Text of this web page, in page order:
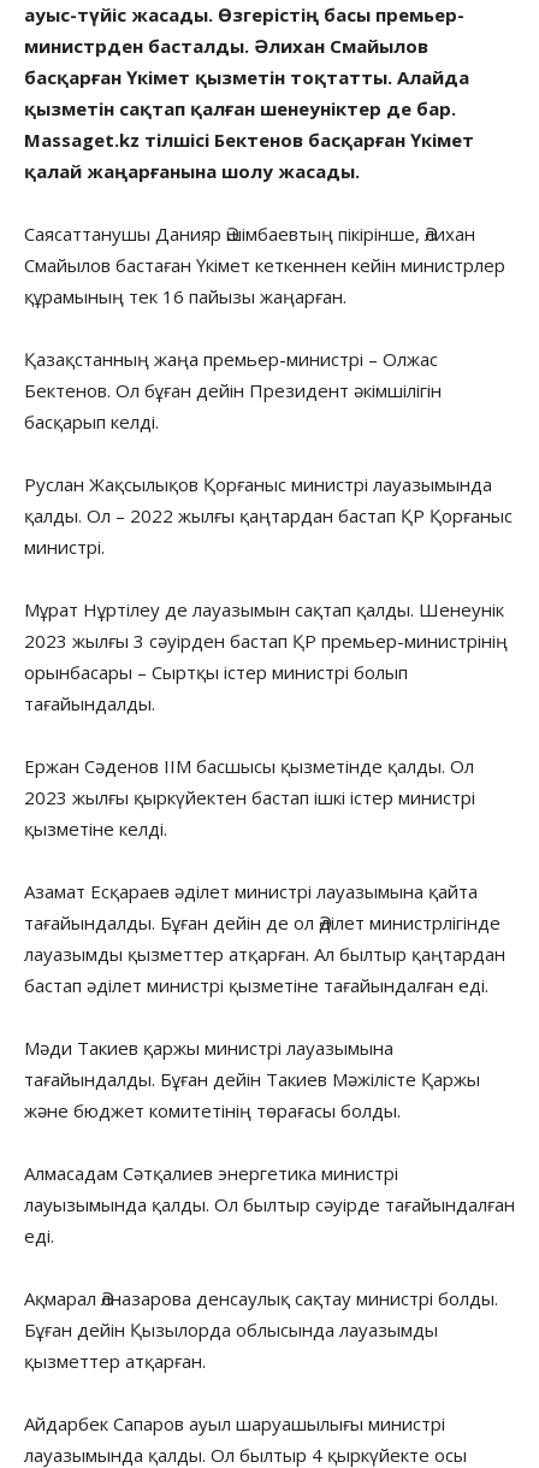
ауыс-түйіс жасады. Өзгерістің басы премьер-
министрден басталды. Әлихан Смайылов
басқарған Үкімет қызметін тоқтатты. Алайда
қызметін сақтап қалған шенеуніктер де бар.
Massaget.kz тілшісі Бектенов басқарған Үкімет
қалай жаңарғанына шолу жасады.
Саясаттанушы Данияр Әшімбаевтың пікірінше, Әлихан
Смайылов бастаған Үкімет кеткеннен кейін министрлер
құрамының тек 16 пайызы жаңарған.
Қазақстанның жаңа премьер-министрі – Олжас
Бектенов. Ол бұған дейін Президент әкімшілігін
басқарып келді.
Руслан Жақсылықов Қорғаныс министрі лауазымында
қалды. Ол – 2022 жылғы қаңтардан бастап ҚР Қорғаныс
министрі.
Мұрат Нұртілеу де лауазымын сақтап қалды. Шенеунік
2023 жылғы 3 сәуірден бастап ҚР премьер-министрінің
орынбасары – Сыртқы істер министрі болып
тағайындалды.
Ержан Сәденов ІІМ басшысы қызметінде қалды. Ол
2023 жылғы қыркүйектен бастап ішкі істер министрі
қызметіне келді.
Азамат Есқараев әділет министрі лауазымына қайта
тағайындалды. Бұған дейін де ол Әділет министрлігінде
лауазымды қызметтер атқарған. Ал былтыр қаңтардан
бастап әділет министрі қызметіне тағайындалған еді.
Мәди Такиев қаржы министрі лауазымына
тағайындалды. Бұған дейін Такиев Мәжілісте Қаржы
және бюджет комитетінің төрағасы болды.
Алмасадам Сәтқалиев энергетика министрі
лауызымында қалды. Ол былтыр сәуірде тағайындалған
еді.
Ақмарал Әлназарова денсаулық сақтау министрі болды.
Бұған дейін Қызылорда облысында лауазымды
қызметтер атқарған.
Айдарбек Сапаров ауыл шаруашылығы министрі
лауазымында қалды. Ол былтыр 4 қыркүйекте осы